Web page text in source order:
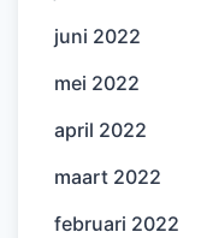
juni 2022
mei 2022
april 2022
maart 2022
februari 2022